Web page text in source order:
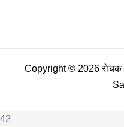
Copyright © 2026 रोचक
42